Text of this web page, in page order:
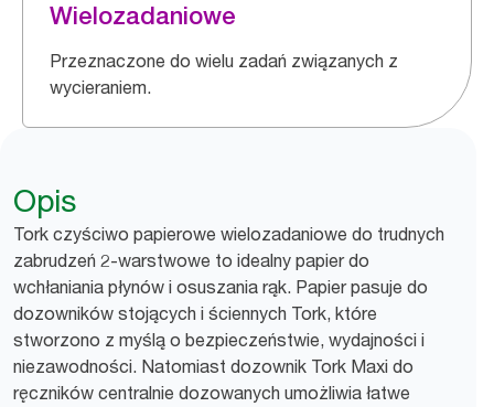
Wielozadaniowe
Przeznaczone do wielu zadań związanych z
wycieraniem.
Opis
Tork czyściwo papierowe wielozadaniowe do trudnych
zabrudzeń 2-warstwowe to idealny papier do
wchłaniania płynów i osuszania rąk. Papier pasuje do
dozowników stojących i ściennych Tork, które
stworzono z myślą o bezpieczeństwie, wydajności i
niezawodności. Natomiast dozownik Tork Maxi do
ręczników centralnie dozowanych umożliwia łatwe